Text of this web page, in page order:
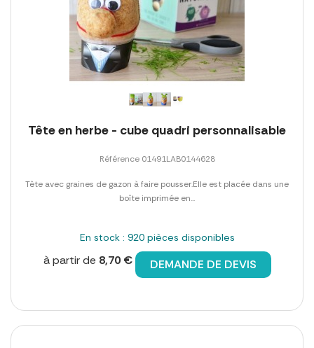
Tête en herbe - cube quadri personnalisable
Référence 01491LAB0144628
Tête avec graines de gazon à faire pousser.Elle est placée dans une
boîte imprimée en...
En stock : 920 pièces disponibles
à partir de 8,70 € DEMANDE DE DEVIS